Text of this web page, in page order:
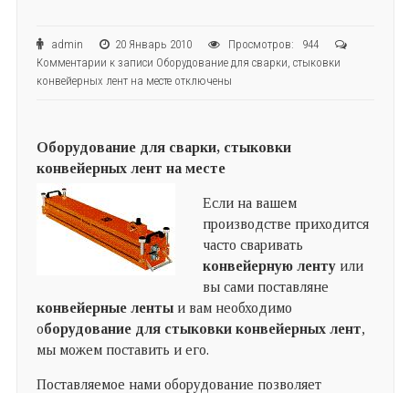
admin 20 Январь 2010
Просмотров: 944
Комментарии к записи Оборудование для сварки, стыковки
конвейерных лент на местеотключены
Оборудование для сварки, стыковки
конвейерных лент на месте
Если на вашем
производстве приходится
часто сваривать
конвейерную лентуили
вы сами поставляне
конвейерные лентыи вам необходимо
оборудование для стыковки конвейерных лент,
мы можем поставить и его.
Поставляемое нами оборудование позволяет